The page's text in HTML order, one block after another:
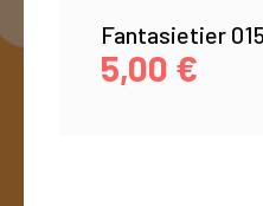
Fantasietier 015
5,00 €